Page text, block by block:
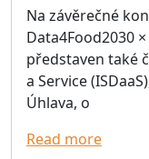
Na závěrečné
Data4Food2030
představen také
a Service
Úhlava, o
Read more